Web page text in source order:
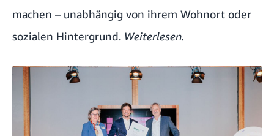
machen – unabhängig von ihrem Wohnort oder
sozialen Hintergrund. Weiterlesen.